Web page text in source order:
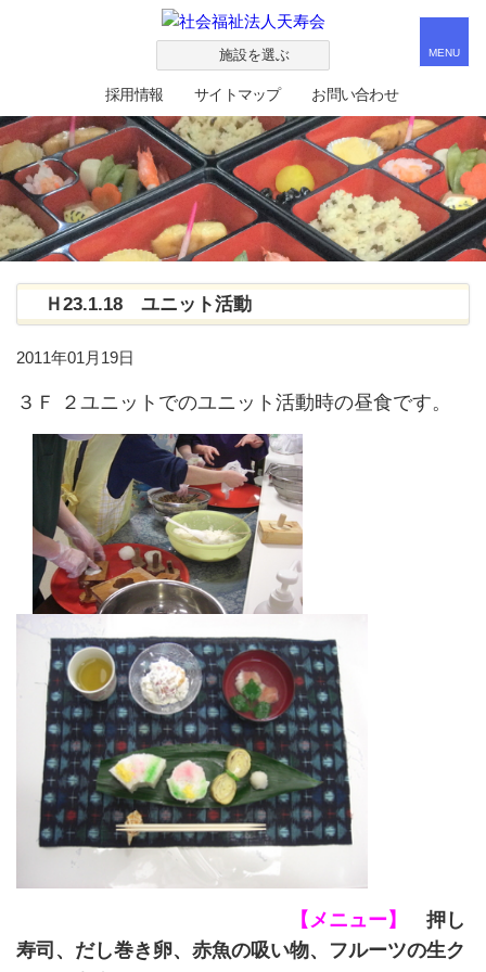
施設を選ぶ
採用情報 サイトマップ お問い合わせ
Ｈ23.1.18 ユニット活動
2011年01月19日
３Ｆ ２ユニットでのユニット活動時の昼食です。
【メニュー】
押し
寿司、だし巻き卵、赤魚の吸い物、フルーツの生ク
MENU